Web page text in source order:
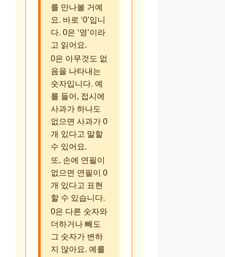
를 만나볼 거예
요. 바로 ‘0’입니
다. 0은 ‘영’이라
고 읽어요.
0은 아무것도 없
음을 나타내는
숫자입니다. 예
를 들어, 접시에
사과가 하나도
없으면 사과가 0
개 있다고 말할
수 있어요.
또, 손에 연필이
없으면 연필이 0
개 있다고 표현
할 수 있습니다.
0은 다른 숫자와
더하거나 빼도
그 숫자가 변하
지 않아요. 예를